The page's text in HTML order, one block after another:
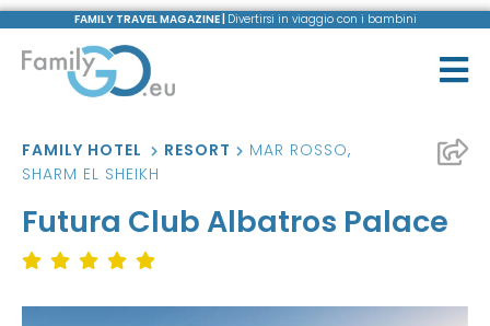
FAMILY TRAVEL MAGAZINE | Divertirsi in viaggio con i bambini
FAMILY HOTEL RESORT MAR ROSSO,
SHARM EL SHEIKH
Futura Club Albatros Palace